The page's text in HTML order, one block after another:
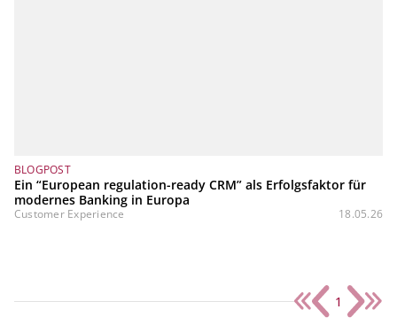
BLOGPOST
Ein “European regulation-ready CRM” als Erfolgsfaktor für
modernes Banking in Europa
Customer Experience 18.05.26
1